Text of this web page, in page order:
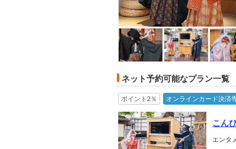
ネット予約可能なプラン一覧
ポイント2％ オンラインカード決済
こん
エンタ